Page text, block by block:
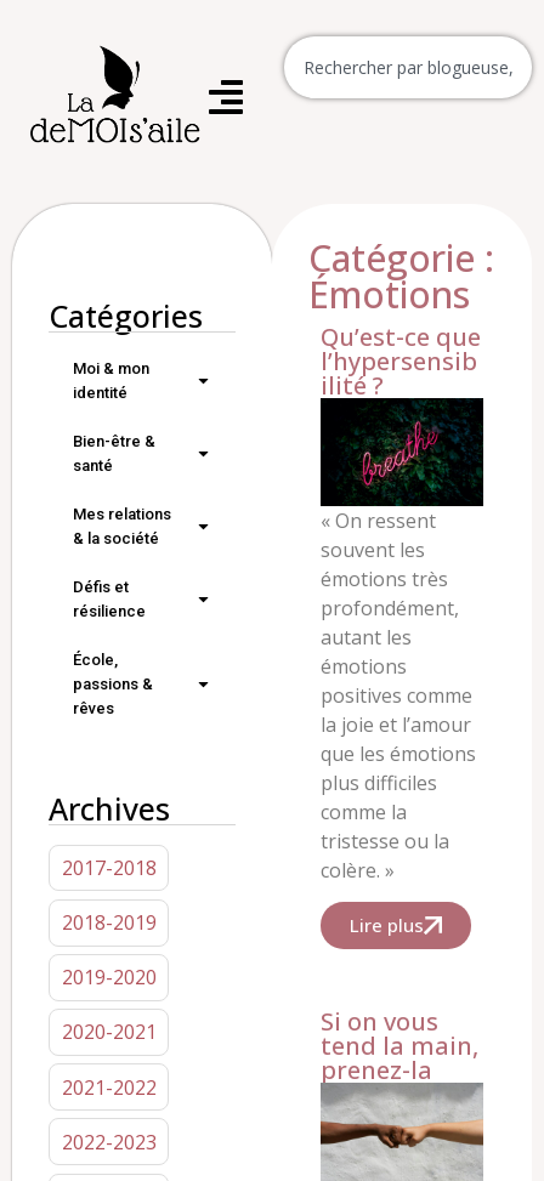
Catégories
Moi & mon
identité
Bien-être &
santé
Mes relations
& la société
Défis et
résilience
École,
passions &
rêves
Archives
2017-2018
2018-2019
2019-2020
2020-2021
2021-2022
2022-2023
Catégorie :
Émotions
Qu’est-ce que
l’hypersensib
ilité ?
« On ressent
souvent les
émotions très
profondément,
autant les
émotions
positives comme
la joie et l’amour
que les émotions
plus difficiles
comme la
tristesse ou la
colère. »
Lire plus
Si on vous
tend la main,
prenez-la